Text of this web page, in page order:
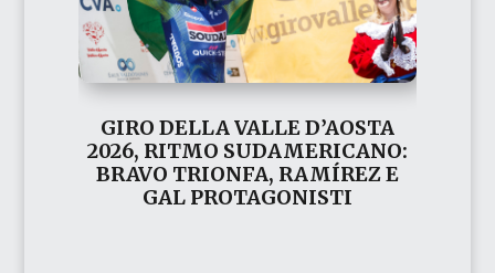
GIRO DELLA VALLE D’AOSTA
2026, RITMO SUDAMERICANO:
BRAVO TRIONFA, RAMÍREZ E
GAL PROTAGONISTI